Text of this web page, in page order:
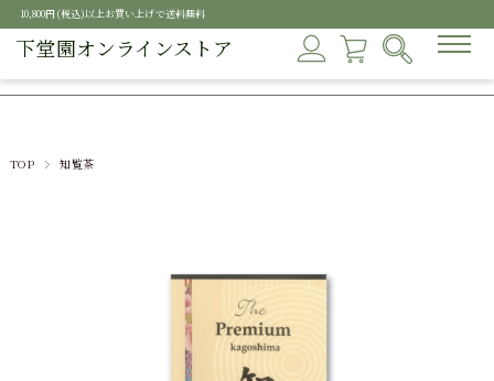
下堂園オンラインストア
10,800円(税込)以上お買い上げで送料無料
TOP 知覧茶